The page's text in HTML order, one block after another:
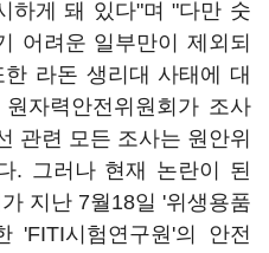
하게 돼 있다"며 "다만 숫
어려운 일부만이 제외되
라돈 생리대 사태에 대
자력안전위원회가 조사
관련 모든 조사는 원안위
. 그러나 현재 논란이 된
지난 7월18일 '위생용품
'FITI시험연구원'의 안전